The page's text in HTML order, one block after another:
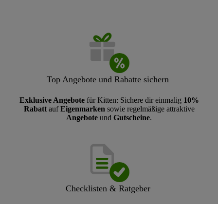
Top Angebote und Rabatte sichern
Exklusive Angebotefür Kitten: Sichere dir einmalig 10%
RabattaufEigenmarken sowie regelmäßige attraktive
Angebote und Gutscheine.
Checklisten & Ratgeber